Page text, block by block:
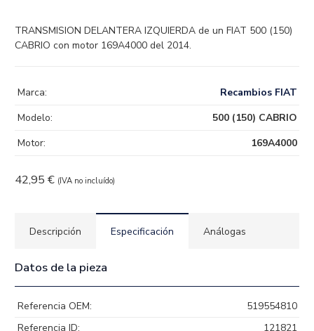
TRANSMISION DELANTERA IZQUIERDA de un FIAT 500 (150)
CABRIO con motor 169A4000 del 2014.
42,95 € (IVA no incluído)
Marca:
Recambios FIAT
Modelo:
500 (150) CABRIO
Motor:
169A4000
Descripción Especificación Análogas
Datos de la pieza
Referencia OEM:
519554810
Referencia ID:
121821